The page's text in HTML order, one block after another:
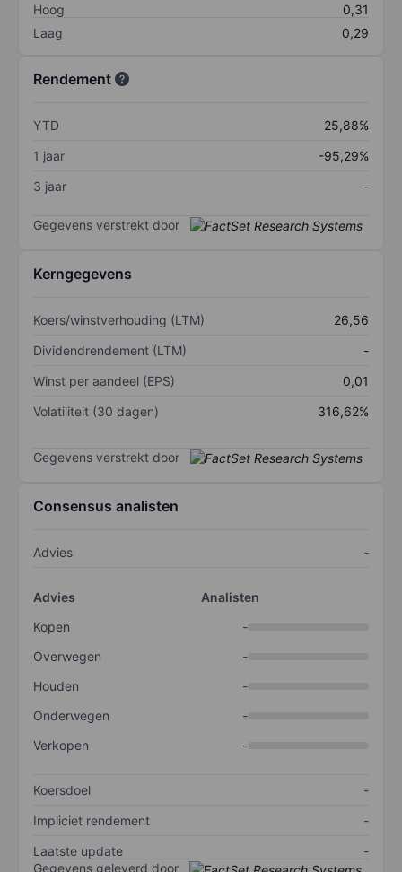
Hoog
0,31
Laag
0,29
Rendement
YTD
25,88%
1 jaar
-95,29%
3 jaar
-
Gegevens verstrekt door
Kerngegevens
Koers/winstverhouding (LTM)
26,56
Dividendrendement (LTM)
-
Winst per aandeel (EPS)
0,01
Volatiliteit (30 dagen)
316,62%
Gegevens verstrekt door
Consensus analisten
Advies -
Advies
Analisten
Kopen
-
Overwegen
-
Houden
-
Onderwegen
-
Verkopen
-
Koersdoel
-
Impliciet rendement
-
Laatste update
-
Gegevens geleverd door